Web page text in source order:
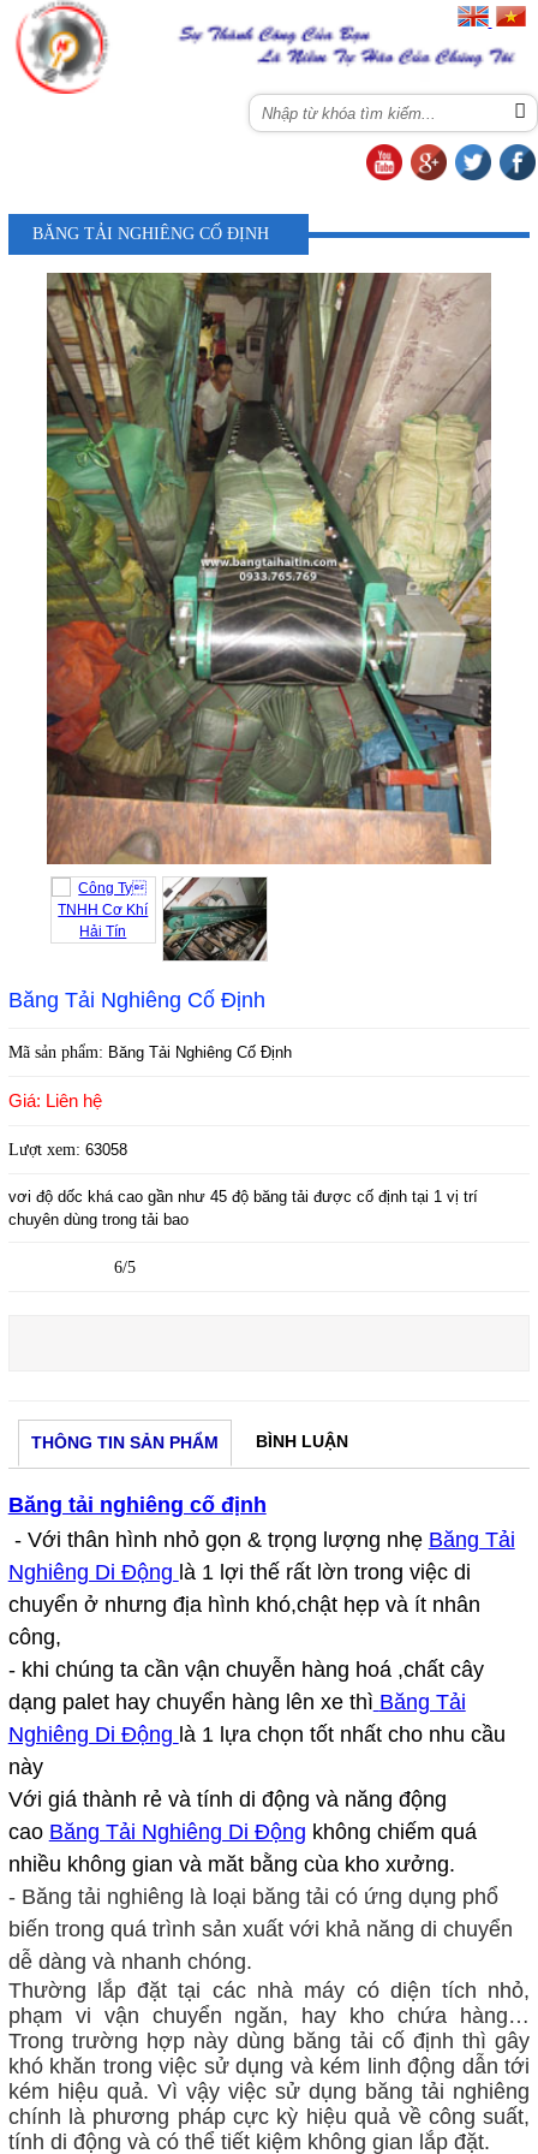
BĂNG TẢI NGHIÊNG CỐ ĐỊNH
Băng Tải Nghiêng Cố Định
Mã sản phẩm: Băng Tải Nghiêng Cố Định
Giá: Liên hệ
Lượt xem: 63058
vơi độ dốc khá cao gần như 45 độ băng tải được cố định tại 1 vị trí
chuyên dùng trong tải bao
6/5
THÔNG TIN SẢN PHẨM BÌNH LUẬN
Băng tải nghiêng cố định
- Với thân hình nhỏ gọn & trọng lượng nhẹ Băng Tải
Nghiêng Di Động là 1 lợi thế rất lờn trong việc di
chuyển ở nhưng địa hình khó,chật hẹp và ít nhân
công,
- khi chúng ta cần vận chuyễn hàng hoá ,chất cây
dạng palet hay chuyển hàng lên xe thì Băng Tải
Nghiêng Di Động là 1 lựa chọn tốt nhất cho nhu cầu
này
Với giá thành rẻ và tính di động và năng động
cao Băng Tải Nghiêng Di Động không chiếm quá
nhiều không gian và măt bằng cùa kho xưởng.
- Băng tải nghiêng là loại băng tải có ứng dụng phổ
biến trong quá trình sản xuất với khả năng di chuyển
dễ dàng và nhanh chóng.
Thường lắp đặt tại các nhà máy có diện tích nhỏ,
phạm vi vận chuyển ngăn, hay kho chứa hàng…
Trong trường hợp này dùng băng tải cố định thì gây
khó khăn trong việc sử dụng và kém linh động dẫn tới
kém hiệu quả. Vì vậy việc sử dụng băng tải nghiêng
chính là phương pháp cực kỳ hiệu quả về công suất,
tính di động và có thể tiết kiệm không gian lắp đặt.